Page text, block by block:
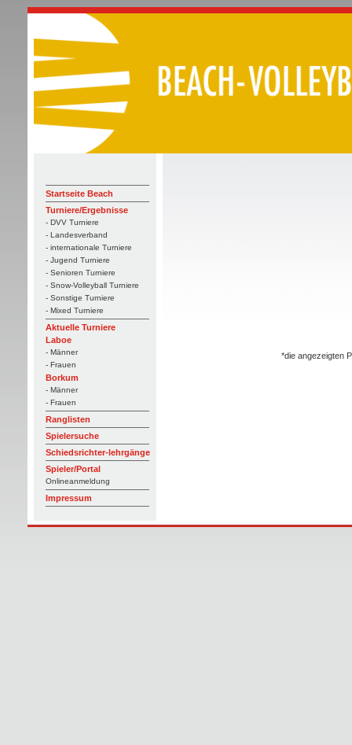
Startseite Beach
Turniere/Ergebnisse
- DVV Turniere
- Landesverband
- internationale Turniere
- Jugend Turniere
- Senioren Turniere
- Snow-Volleyball Turniere
- Sonstige Turniere
- Mixed Turniere
Aktuelle Turniere
Laboe
- Männer
- Frauen
Borkum
- Männer
- Frauen
Ranglisten
Spielersuche
Schiedsrichter-lehrgänge
Spieler/Portal
Onlineanmeldung
Impressum
*die angezeigten